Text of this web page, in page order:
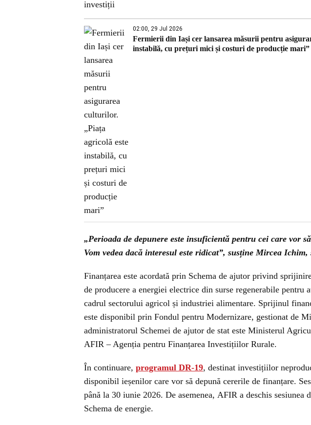
02:00, 29 Jul 2026
Fermierii din Iași cer lansarea măsurii pentru
instabilă, cu prețuri mici și costuri de producție mari”
„Perioada de depunere este insuficientă pentru cei care vor
Vom vedea dacă interesul este ridicat”, susține Mircea
Finanțarea este acordată prin Schema de ajutor privind
de producere a energiei electrice din surse regenerabile
cadrul sectorului agricol și industriei alimentare. Sprijinul
este disponibil prin Fondul pentru Modernizare, gestionat de
administratorul Schemei de ajutor de stat este Ministerul
AFIR – Agenția pentru Finanțarea Investițiilor Rurale.
În continuare, programul DR-19, destinat investițiilor
disponibil ieșenilor care vor să depună cererile de finanțare.
până la 30 iunie 2026. De asemenea, AFIR a deschis sesiunea
Schema de energie.